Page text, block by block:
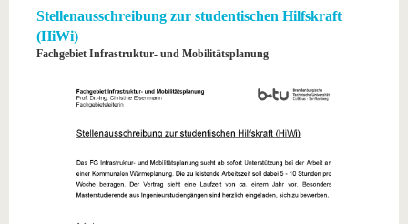
Stellenausschreibung zur studentischen Hilfskraft
(HiWi)
Fachgebiet Infrastruktur- und Mobilitätsplanung